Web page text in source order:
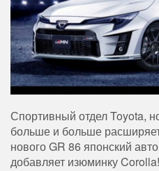
Спортивный отдел Toyota,
больше и больше
нового GR 86 японский
добавляет изюминку Corolla!